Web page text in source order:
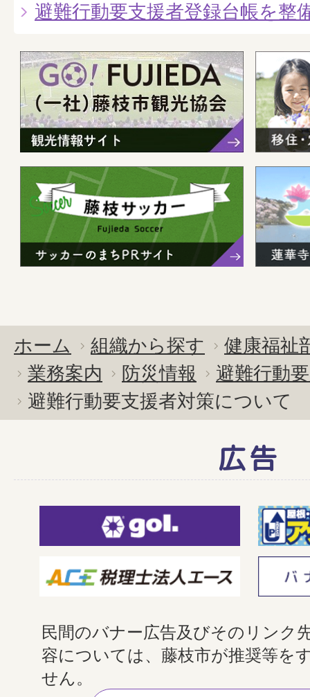
避難行動要支援者登録台帳を整
ホーム 組織から探す
健康福祉
業務案内
防災情報
避難行動
避難行動要支援者対策について
広告
民間のバナー広告及びそのリンク
容については、藤枝市が推奨等を
せん。